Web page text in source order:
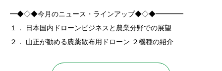
━◆◇◆今月のニュース・ラインアップ◆◇◆━━━━
１． 日本国内ドローンビジネスと農業分野での展望
２． 山正が勧める農薬散布用ドローン ２機種の紹介